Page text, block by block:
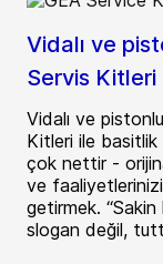
Vidalı ve
Servis Kitleri
Vidalı ve
Kitleri ile basitlik
çok nettir -
ve
getirmek. “Sakin
slogan değil,